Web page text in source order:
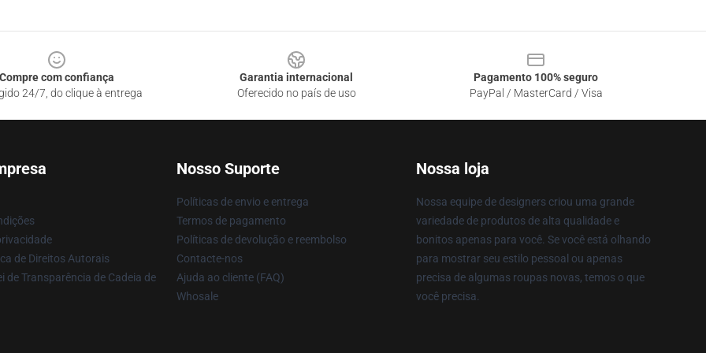
Compre com confiança
24/7, do clique à entrega
Garantia internacional
Oferecido no país de uso
Pagamento 100% seguro
PayPal / MasterCard / Visa
de Direitos Autorais
de Transparência de Cadeia de
Nosso Suporte
Políticas de envio e entrega
Termos de pagamento
Políticas de devolução e reembolso
Contacte-nos
Ajuda ao cliente (FAQ)
Whosale
Nossa loja
Nossa equipe de designers criou uma grande
variedade de produtos de alta qualidade e
bonitos apenas para você. Se você está olhando
para mostrar seu estilo pessoal ou apenas
precisa de algumas roupas novas, temos o que
você precisa.